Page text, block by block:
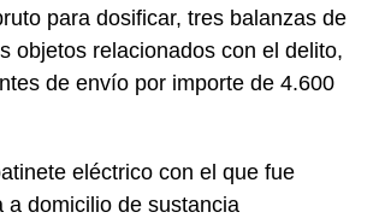
para dosificar, tres balanzas de
objetos relacionados con el delito,
de envío por importe de 4.600
eléctrico con el que fue
a domicilio de sustancia